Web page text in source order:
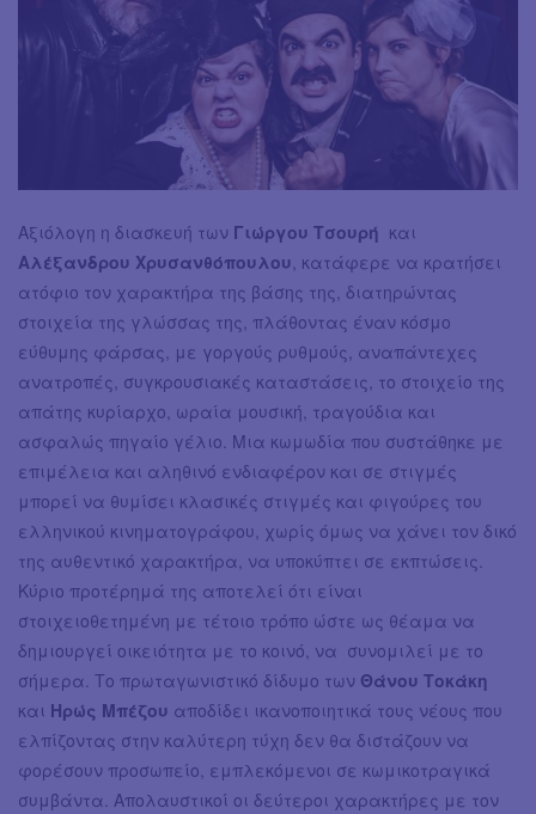
Αξιόλογη η διασκευή των Γιώργου Τσουρή και
Αλέξανδρου Χρυσανθόπουλου, κατάφερε να κρατήσει
ατόφιο τον χαρακτήρα της βάσης της, διατηρώντας
στοιχεία της γλώσσας της, πλάθοντας έναν κόσμο
εύθυμης φάρσας, με γοργούς ρυθμούς, αναπάντεχες
ανατροπές, συγκρουσιακές καταστάσεις, το στοιχείο της
απάτης κυρίαρχο, ωραία μουσική, τραγούδια και
ασφαλώς πηγαίο γέλιο. Μια κωμωδία που συστάθηκε με
επιμέλεια και αληθινό ενδιαφέρον και σε στιγμές
μπορεί να θυμίσει κλασικές στιγμές και φιγούρες του
ελληνικού κινηματογράφου, χωρίς όμως να χάνει τον δικό
της αυθεντικό χαρακτήρα, να υποκύπτει σε εκπτώσεις.
Κύριο προτέρημά της αποτελεί ότι είναι
στοιχειοθετημένη με τέτοιο τρόπο ώστε ως θέαμα να
δημιουργεί οικειότητα με το κοινό, να συνομιλεί με το
σήμερα. Το πρωταγωνιστικό δίδυμο των Θάνου Τοκάκη
και Ηρώς Μπέζου αποδίδει ικανοποιητικά τους νέους που
ελπίζοντας στην καλύτερη τύχη δεν θα διστάζουν να
φορέσουν προσωπείο, εμπλεκόμενοι σε κωμικοτραγικά
συμβάντα. Απολαυστικοί οι δεύτεροι χαρακτήρες με τον